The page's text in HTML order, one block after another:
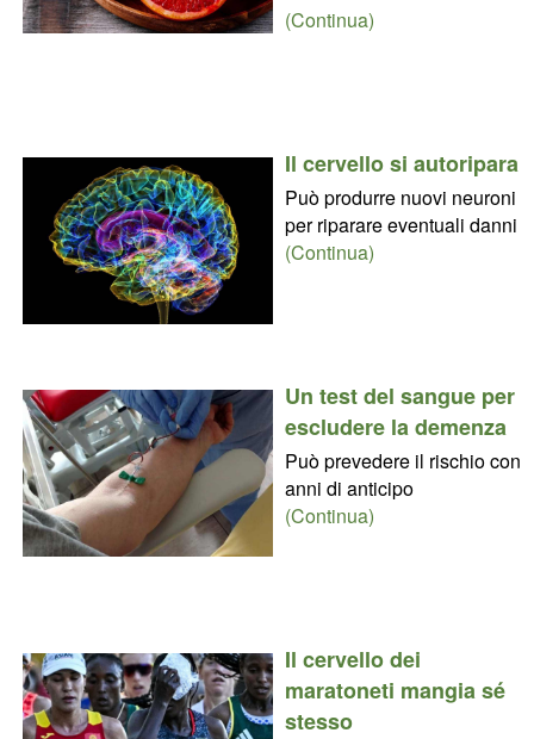
(Continua)
Il cervello si autoripara
Può produrre nuovi neuroni
per riparare eventuali danni
(Continua)
Un test del sangue per
escludere la demenza
Può prevedere il rischio con
anni di anticipo
(Continua)
Il cervello dei
maratoneti mangia sé
stesso